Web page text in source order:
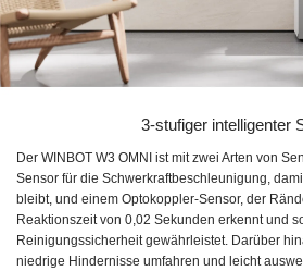
3-stufiger intelligenter
Der WINBOT W3 OMNI ist mit zwei Arten von
Sensor für die Schwerkraftbeschleunigung,
bleibt, und einem Optokoppler-Sensor, der
Reaktionszeit von 0,02 Sekunden erkennt und
Reinigungssicherheit gewährleistet. Darüber
niedrige Hindernisse umfahren und leicht